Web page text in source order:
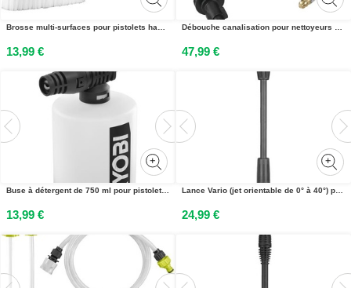
Brosse multi-surfaces pour pistolets haute pression 18V ONE+™
13,99 €
Débouche canalisation pour nettoyeurs haute pression électriques Ryobi®
47,99 €
Buse à détergent de 750 ml pour pistolets haute pression 18V ONE+™
13,99 €
Lance Vario (jet orientable de 0° à 40°) pour nettoyeurs haute pression électriques Ryobi®
24,99 €